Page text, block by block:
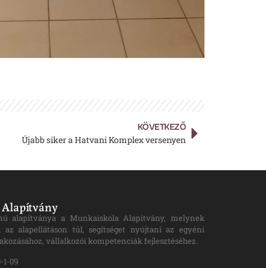
KÖVETKEZŐ
Újabb siker a Hatvani Komplex versenyen
alapítványa a Munkaiskola Alapítvány, melynek
az alapellátáson túl, segítséget nyújtani az egyéni
vállalkozói kompetenciák fejlesztéséhez.
1-09